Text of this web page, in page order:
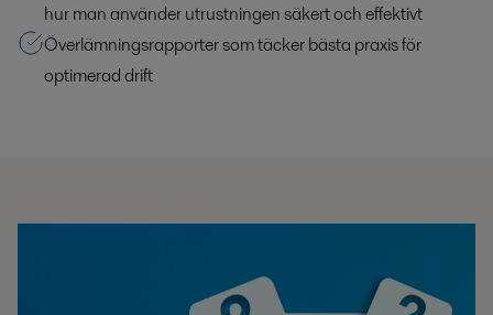
hur man använder utrustningen säkert och effektivt
Överlämningsrapporter som täcker bästa praxis för
optimerad drift